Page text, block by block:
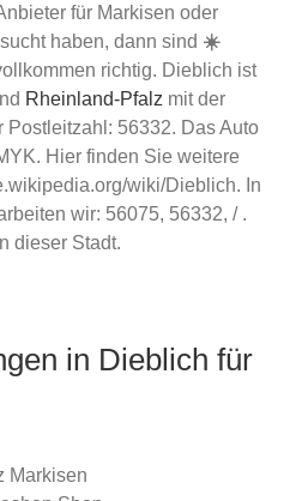
für Markisen oder
haben, dann sind ☀️
richtig. Dieblich ist
Rheinland-Pfalz mit der
Postleitzahl: 56332. Das Auto
Hier finden Sie weitere
wiki/Dieblich. In
wir: 56075, 56332, / .
dieser Stadt.
in Dieblich für
Markisen